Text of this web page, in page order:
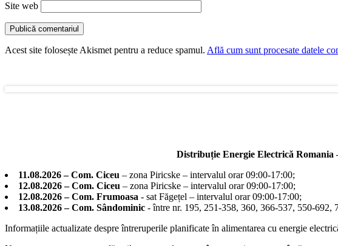
Site web
Acest site folosește Akismet pentru a reduce spamul. Află cum sunt procesate datele
Distribuție Energie Electrică Romania
11.08.2026 – Com. Ciceu – zona Piricske – intervalul orar 09:00-17:00;
12.08.2026 – Com. Ciceu – zona Piricske – intervalul orar 09:00-17:00;
12.08.2026 – Com. Frumoasa - sat Făgețel – intervalul orar 09:00-17:00;
13.08.2026 – Com. Sândominic - între nr. 195, 251-358, 360, 366-537, 550-
Informațiile actualizate despre întreruperile planificate în alimentarea cu energie